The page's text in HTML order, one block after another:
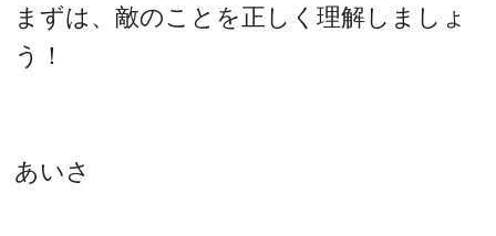
まずは、敵のことを正しく理解しましょ
う！
あいさ